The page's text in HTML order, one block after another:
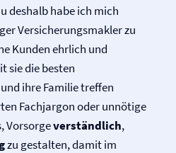
deshalb habe ich mich
Versicherungs­makler zu
Kunden ehrlich und
sie die besten
ihre Familie treffen
Fachjargon oder unnötige
Vorsorgeverständlich,
zu gestalten, damit im